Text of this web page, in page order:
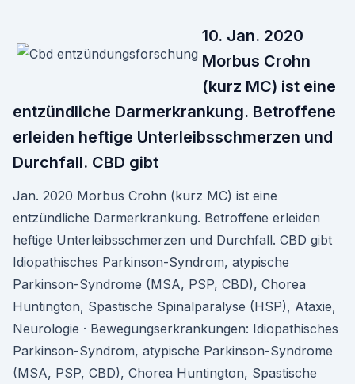
10. Jan. 2020
Morbus Crohn
(kurz MC) ist eine
entzündliche Darmerkrankung. Betroffene
erleiden heftige Unterleibsschmerzen und
Durchfall. CBD gibt
Jan. 2020 Morbus Crohn (kurz MC) ist eine
entzündliche Darmerkrankung. Betroffene erleiden
heftige Unterleibsschmerzen und Durchfall. CBD gibt
Idiopathisches Parkinson-Syndrom, atypische
Parkinson-Syndrome (MSA, PSP, CBD), Chorea
Huntington, Spastische Spinalparalyse (HSP), Ataxie,
Neurologie · Bewegungserkrankungen: Idiopathisches
Parkinson-Syndrom, atypische Parkinson-Syndrome
(MSA, PSP, CBD), Chorea Huntington, Spastische